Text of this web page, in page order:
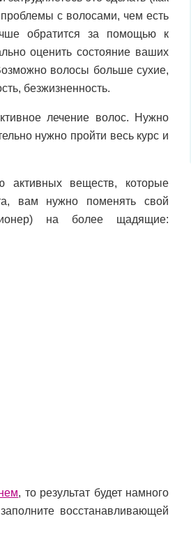
с волосами, чем есть
обратится за помощью к
оценить состояние ваших
волосы больше сухие,
безжизненность.
лечение волос. Нужно
нужно пройти весь курс и
активных веществ, которые
вам нужно поменять свой
на более щадящие:
, то результат будет намного
восстанавливающей